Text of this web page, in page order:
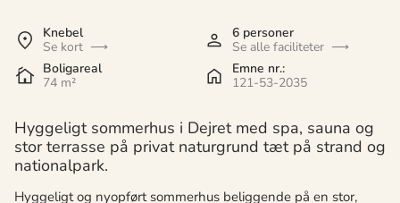
Knebel
Se kort
6 personer
Se alle faciliteter
Boligareal
74 m²
Emne nr.:
121-53-2035
Hyggeligt sommerhus i Dejret med spa, sauna og
stor terrasse på privat naturgrund tæt på strand og
nationalpark.
Hyggeligt og nyopført sommerhus beliggende på en stor,